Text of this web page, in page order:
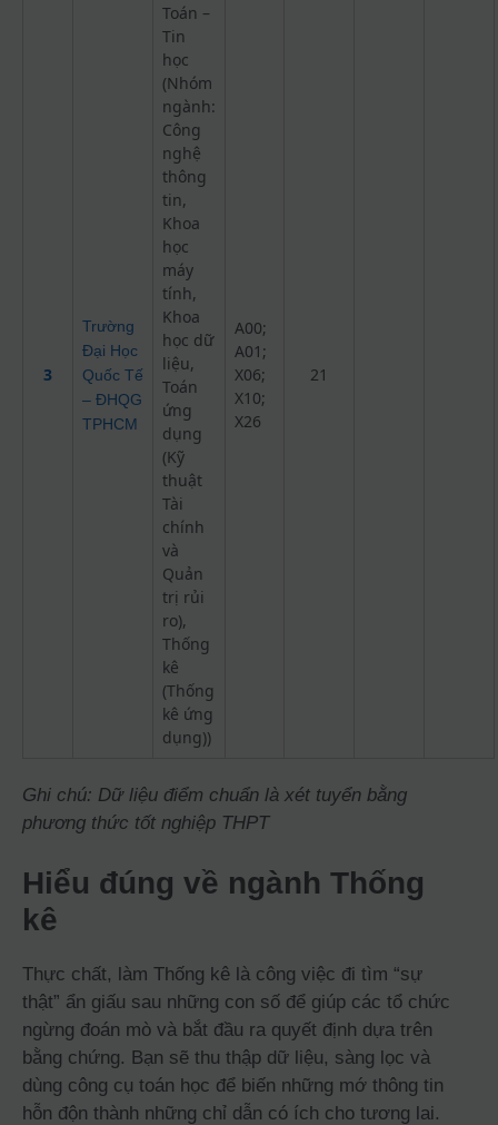
3
Trường
Đại Học
Quốc Tế
– ĐHQG
TPHCM
Toán –
Tin
học
(Nhóm
ngành:
Công
nghệ
thông
tin,
Khoa
học
máy
tính,
Khoa
học dữ
liệu,
Toán
ứng
dụng
(Kỹ
thuật
Tài
chính
và
Quản
trị rủi
ro),
Thống
kê
(Thống
kê ứng
dụng))
A00;
A01;
X06;
X10;
X26
21
Ghi chú: Dữ liệu điểm chuẩn là xét tuyển bằng
phương thức tốt nghiệp THPT
Hiểu đúng về ngành Thống
kê
Thực chất, làm Thống kê là công việc đi tìm “sự
thật” ẩn giấu sau những con số để giúp các tổ chức
ngừng đoán mò và bắt đầu ra quyết định dựa trên
bằng chứng. Bạn sẽ thu thập dữ liệu, sàng lọc và
dùng công cụ toán học để biến những mớ thông tin
hỗn độn thành những chỉ dẫn có ích cho tương lai.